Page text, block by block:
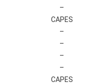
–
CAPES
–
–
–
–
CAPES